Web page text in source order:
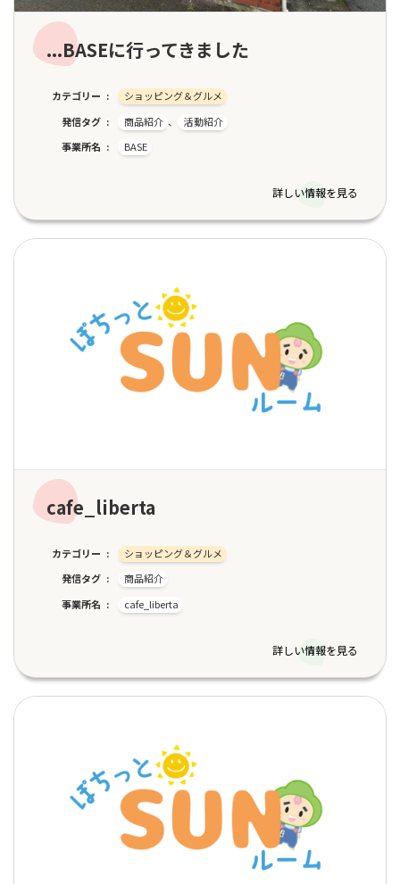
...BASEに行ってきました
カテゴリー
ショッピング＆グルメ
発信タグ
商品紹介 、
活動紹介
事業所名
BASE
詳しい情報を見る
cafe_liberta
カテゴリー
ショッピング＆グルメ
発信タグ
商品紹介
事業所名
cafe_liberta
詳しい情報を見る